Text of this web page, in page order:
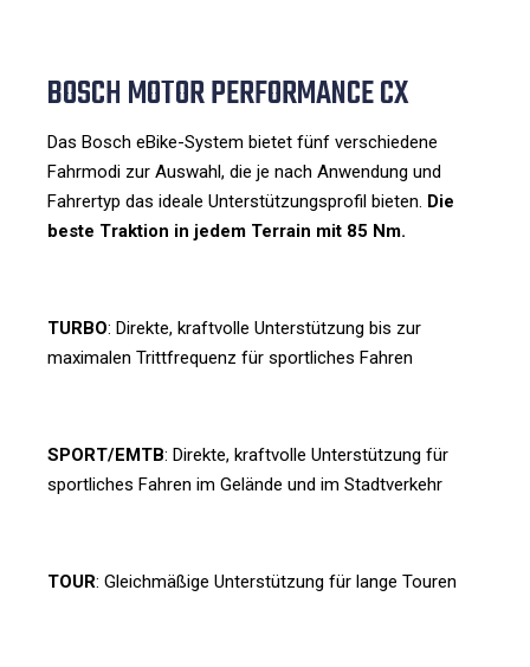
BOSCH MOTOR PERFORMANCE CX
Das Bosch eBike-System bietet fünf verschiedene
Fahrmodi zur Auswahl, die je nach Anwendung und
Fahrertyp das ideale Unterstützungsprofil bieten. Die
beste Traktion in jedem Terrain mit 85 Nm.
TURBO: Direkte, kraftvolle Unterstützung bis zur
maximalen Trittfrequenz für sportliches Fahren
SPORT/EMTB: Direkte, kraftvolle Unterstützung für
sportliches Fahren im Gelände und im Stadtverkehr
TOUR: Gleichmäßige Unterstützung für lange Touren